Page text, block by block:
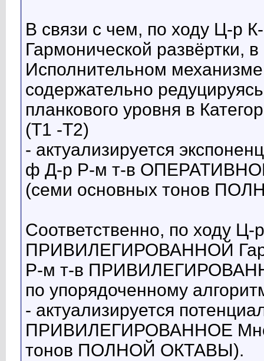
В связи с чем, по ходу Ц-
Гармонической
Исполнительном
содержательно
планкового уровня в
(Т1 -Т2)
- актуализируется
ф Д-р Р-м т-в ОПЕРАТИВНОЕ
(семи основных тонов
Соответственно, по ходу
ПРИВИЛЕГИРОВАННОЙ
Р-м т-в
по упорядоченному
- актуализируется
ПРИВИЛЕГИРОВАННОЕ
тонов ПОЛНОЙ ОКТАВЫ).